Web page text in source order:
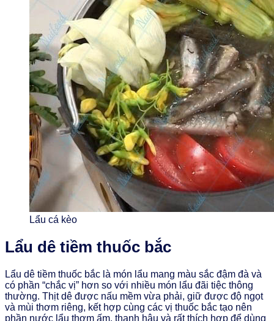
Lẩu cá kèo
Lẩu dê tiềm thuốc bắc
Lẩu dê tiềm thuốc bắc là món lẩu mang màu sắc đậm đà và
có phần “chắc vị” hơn so với nhiều món lẩu đãi tiệc thông
thường. Thịt dê được nấu mềm vừa phải, giữ được độ ngọt
và mùi thơm riêng, kết hợp cùng các vị thuốc bắc tạo nên
phần nước lẩu thơm ấm, thanh hậu và rất thích hợp để dùng